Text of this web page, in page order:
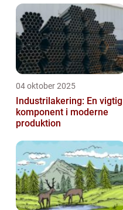
04 oktober 2025
Industrilakering: En vigtig
komponent i moderne
produktion